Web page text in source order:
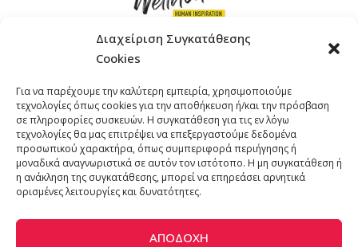
Διαχείριση Συγκατάθεσης
Cookies
Για να παρέχουμε την καλύτερη εμπειρία, χρησιμοποιούμε
τεχνολογίες όπως cookies για την αποθήκευση ή/και την πρόσβαση
σε πληροφορίες συσκευών. Η συγκατάθεση για τις εν λόγω
τεχνολογίες θα μας επιτρέψει να επεξεργαστούμε δεδομένα
προσωπικού χαρακτήρα, όπως συμπεριφορά περιήγησης ή
μοναδικά αναγνωριστικά σε αυτόν τον ιστότοπο. Η μη συγκατάθεση ή
η ανάκληση της συγκατάθεσης, μπορεί να επηρεάσει αρνητικά
ορισμένες λειτουργίες και δυνατότητες.
ΑΠΟΔΟΧΉ
ΤΗΛΕΦΩΝΟ: +30 211 4021758
EMAIL:info@welldone.com.gr